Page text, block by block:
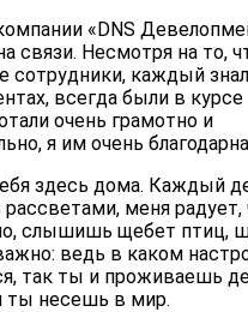
«DNS
связи. Несмотря на то,
сотрудники, каждый
всегда были в курсе
очень грамотно и
я им очень
здесь дома. Каждый
меня радует,
слышишь щебет птиц,
ведь в каком
так ты и проживаешь
ты несешь в мир.